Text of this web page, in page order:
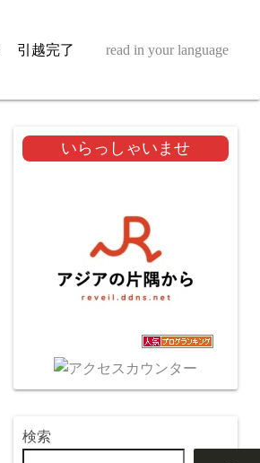
引越完了 read in your language
いらっしゃいませ
検索